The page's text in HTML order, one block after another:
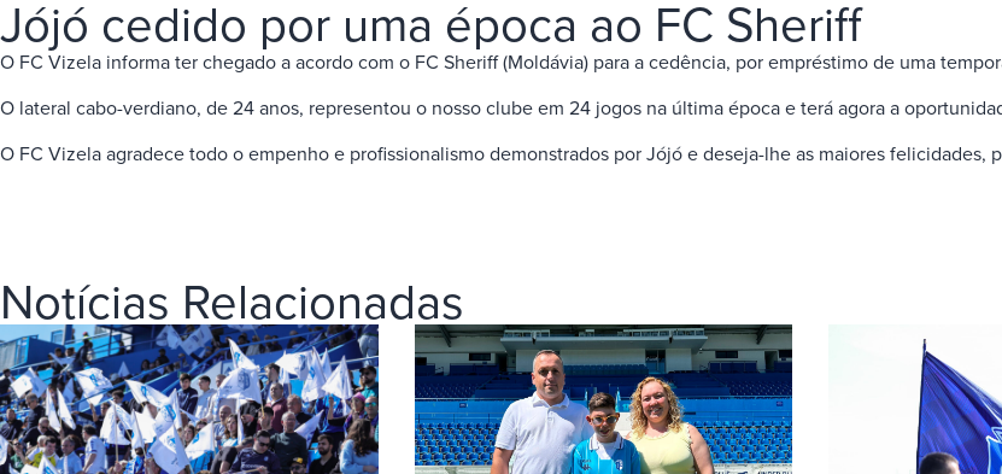
Jójó cedido por uma época ao FC Sheriff
O FC Vizela informa ter chegado a acordo com o FC Sheriff (Moldávia) para a cedência, por empréstimo de uma
O lateral cabo-verdiano, de 24 anos, representou o nosso clube em 24 jogos na última época e terá agora a
O FC Vizela agradece todo o empenho e profissionalismo demonstrados por Jójó e deseja-lhe as maiores felicidades,
Notícias Relacionadas